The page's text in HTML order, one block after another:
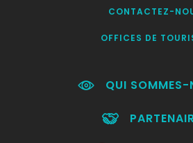
CONTACTEZ-
OFFICES DE
QUI SOMMES-